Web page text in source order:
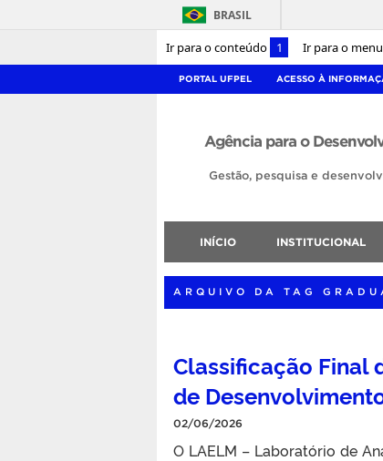
Ir para o conteúdo 1 Ir para o menu
BRASIL
PORTAL UFPEL ACESSO À
Agência para o
Gestão, pesquisa e
INÍCIO INSTITUCIONAL
ARQUIVO DA TAG
Classificação Final
de
02/06/2026
O LAELM – Laboratório de